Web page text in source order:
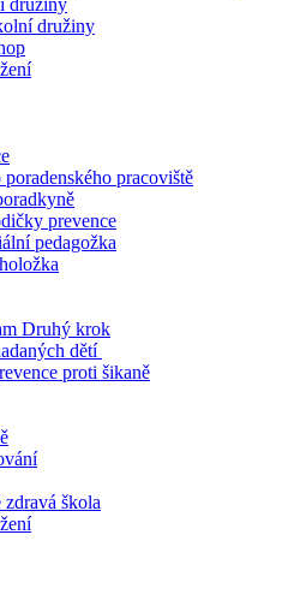
družiny
družiny
pracoviště
prevence
pedagožka
Druhý krok
dětí
proti šikaně
zdravá škola